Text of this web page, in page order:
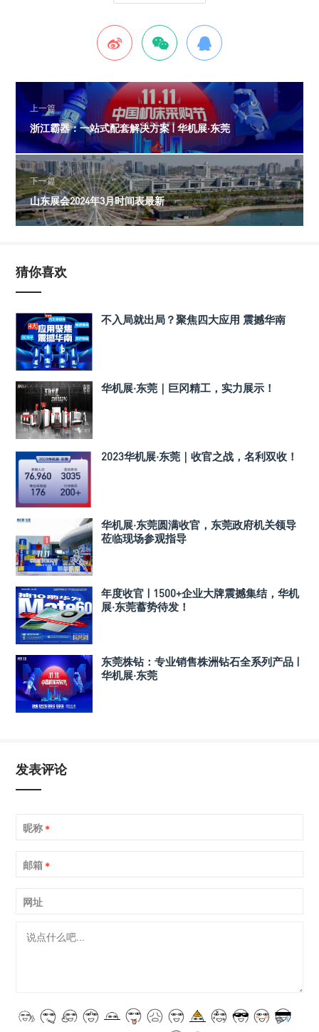
上一篇
浙江霸器：一站式配套解决方案 | 华机展·东莞
下一篇
山东展会2024年3月时间表最新
猜你喜欢
不入局就出局？聚焦四大应用 震撼华南
华机展·东莞｜巨冈精工，实力展示！
2023华机展·东莞｜收官之战，名利双收！
华机展·东莞圆满收官，东莞政府机关领导
莅临现场参观指导
年度收官 | 1500+企业大牌震撼集结，华机
展·东莞蓄势待发！
东莞株钻：专业销售株洲钻石全系列产品 |
华机展·东莞
发表评论
昵称 *
邮箱 *
网址